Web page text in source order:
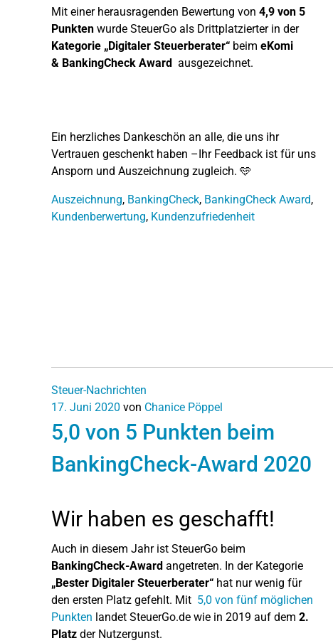
Mit einer herausragenden Bewertung von 4,9 von 5
Punkten wurde SteuerGo als Drittplatzierter in der
Kategorie „Digitaler Steuerberater“ beim eKomi
& BankingCheck Award ausgezeichnet.
Ein herzliches Dankeschön an alle, die uns ihr
Vertrauen geschenkt haben –Ihr Feedback ist für uns
Ansporn und Auszeichnung zugleich. 🩵
Auszeichnung, BankingCheck, BankingCheck Award,
Kundenberwertung, Kundenzufriedenheit
Steuer-Nachrichten
17. Juni 2020 von Chanice Pöppel
5,0 von 5 Punkten beim
BankingCheck-Award 2020
Wir haben es geschafft!
Auch in diesem Jahr ist SteuerGo beim
BankingCheck-Award angetreten. In der Kategorie
„Bester Digitaler Steuerberater“ hat nur wenig für
den ersten Platz gefehlt. Mit 5,0 von fünf möglichen
Punkten landet SteuerGo.de wie in 2019 auf dem 2.
Platz der Nutzergunst.